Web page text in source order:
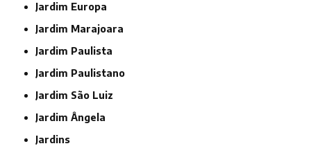
Jardim Europa
Jardim Marajoara
Jardim Paulista
Jardim Paulistano
Jardim São Luiz
Jardim Ângela
Jardins